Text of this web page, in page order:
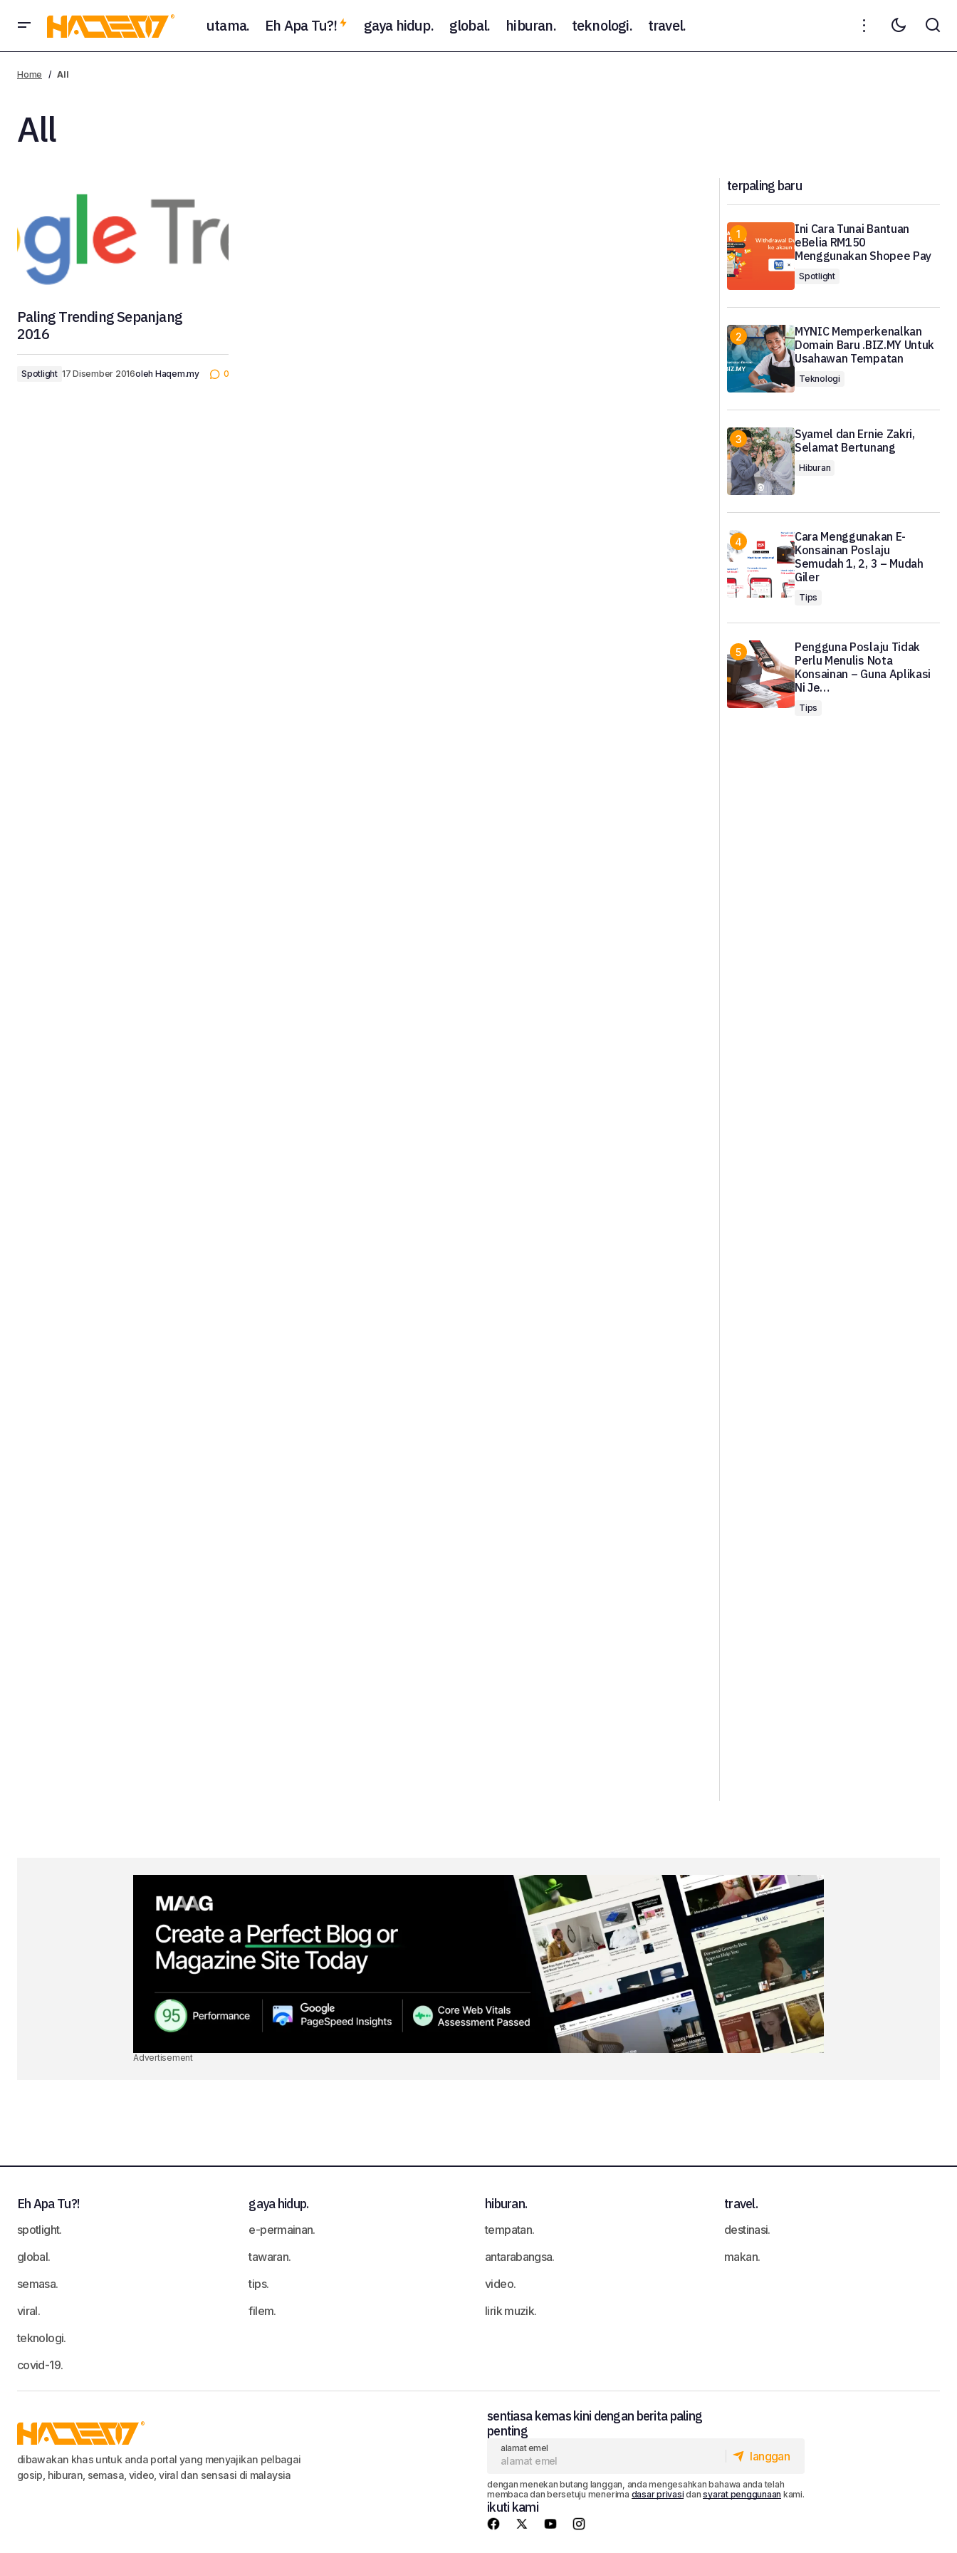
utama. Eh Apa Tu?! gaya hidup. global. hiburan. teknologi. travel.
Home All
All
Paling Trending Sepanjang
2016
Spotlight 17 Disember 2016oleh Haqem.my 0
terpaling baru
Ini Cara Tunai Bantuan
eBelia RM150
Menggunakan Shopee Pay
Spotlight
MYNIC Memperkenalkan
Domain Baru .BIZ.MY Untuk
Usahawan Tempatan
Teknologi
Syamel dan Ernie Zakri,
Selamat Bertunang
Hiburan
Cara Menggunakan E-
Konsainan Poslaju
Semudah 1, 2, 3 – Mudah
Giler
Tips
Pengguna Poslaju Tidak
Perlu Menulis Nota
Konsainan – Guna Aplikasi
Ni Je…
Tips
Advertisement
dibawakan khas untuk anda portal yang menyajikan pelbagai
gosip, hiburan, semasa, video, viral dan sensasi di malaysia
Eh Apa Tu?!
spotlight.
global.
semasa.
viral.
teknologi.
covid-19.
gaya hidup.
e-permainan.
tawaran.
tips.
filem.
hiburan.
tempatan.
antarabangsa.
video.
lirik muzik.
travel.
destinasi.
makan.
sentiasa kemas kini dengan berita paling
penting
alamat emel
langgan
dengan menekan butang langgan, anda mengesahkan bahawa anda telah
membaca dan bersetuju menerima dasar privasi dansyarat penggunaan kami.
ikuti kami